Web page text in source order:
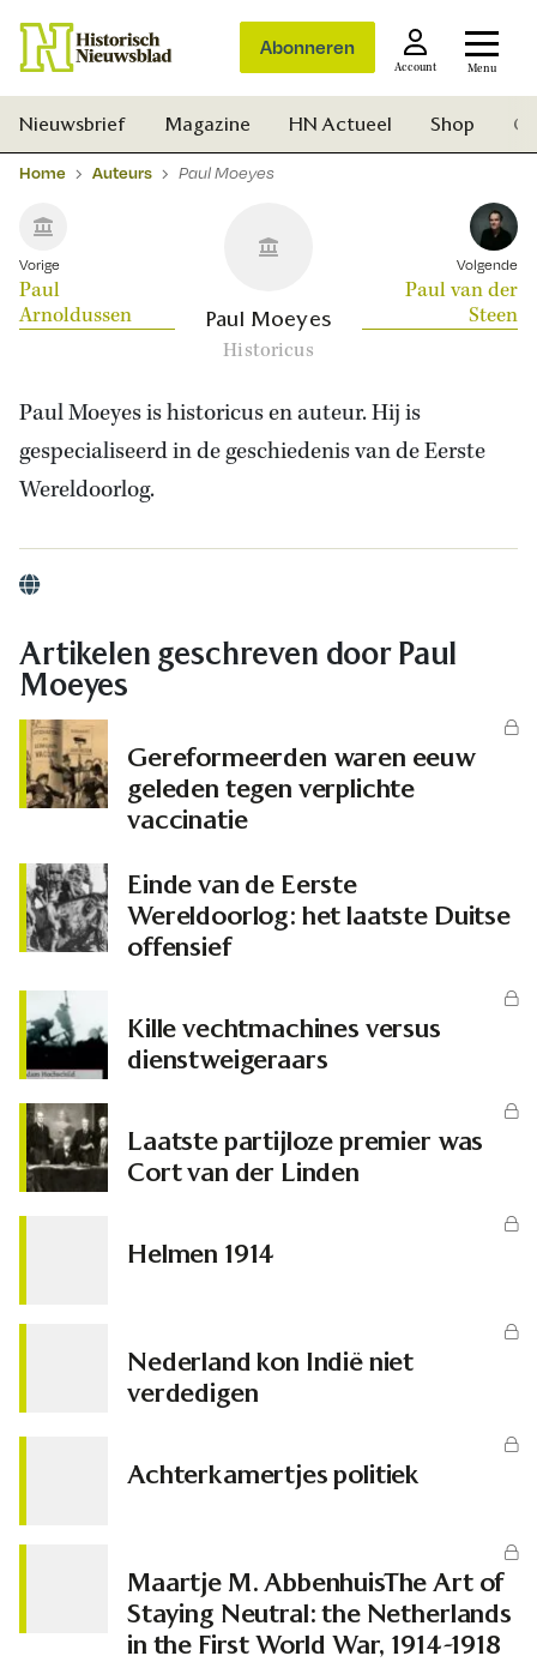
Abonneren
Account Menu
Nieuwsbrief Magazine HN Actueel Shop
Home Auteurs Paul Moeyes
Vorige
Paul
Arnoldussen
Paul Moeyes
Historicus
Volgende
Paul van der
Steen
Paul Moeyes is historicus en auteur. Hij is
gespecialiseerd in de geschiedenis van de Eerste
Wereldoorlog.
Website
Artikelen geschreven door Paul
Moeyes
Gereformeerden waren eeuw
geleden tegen verplichte
vaccinatie
Einde van de Eerste
Wereldoorlog: het laatste Duitse
offensief
Kille vechtmachines versus
dienstweigeraars
Laatste partijloze premier was
Cort van der Linden
Helmen 1914
Nederland kon Indië niet
verdedigen
Achterkamertjes politiek
Maartje M. AbbenhuisThe Art of
Staying Neutral: the Netherlands
in the First World War, 1914-1918